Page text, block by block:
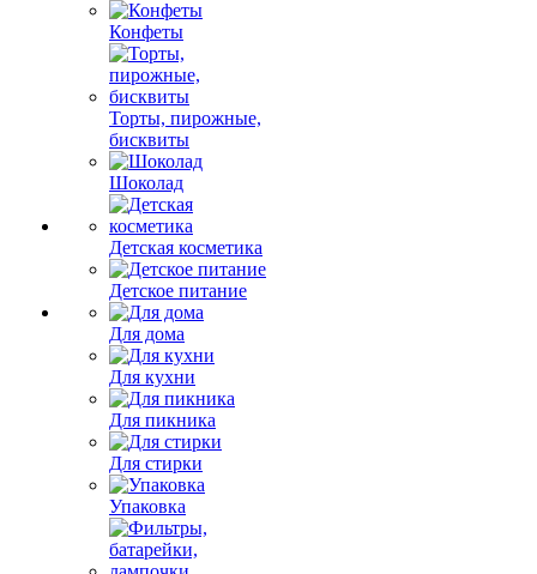
Конфеты
Торты, пирожные,
бисквиты
Шоколад
Детская косметика
Детское питание
Для дома
Для кухни
Для пикника
Для стирки
Упаковка